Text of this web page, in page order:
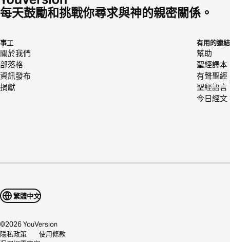
每天鼓勵和挑戰你尋求與神的親密關係。
事工
關於我們
部落格
資訊發布
捐獻
有用的連結
幫助
聖經譯本
有聲聖經
聖經語言
今日經文
繁體中文
©2026YouVersion
隱私政策
使用條款